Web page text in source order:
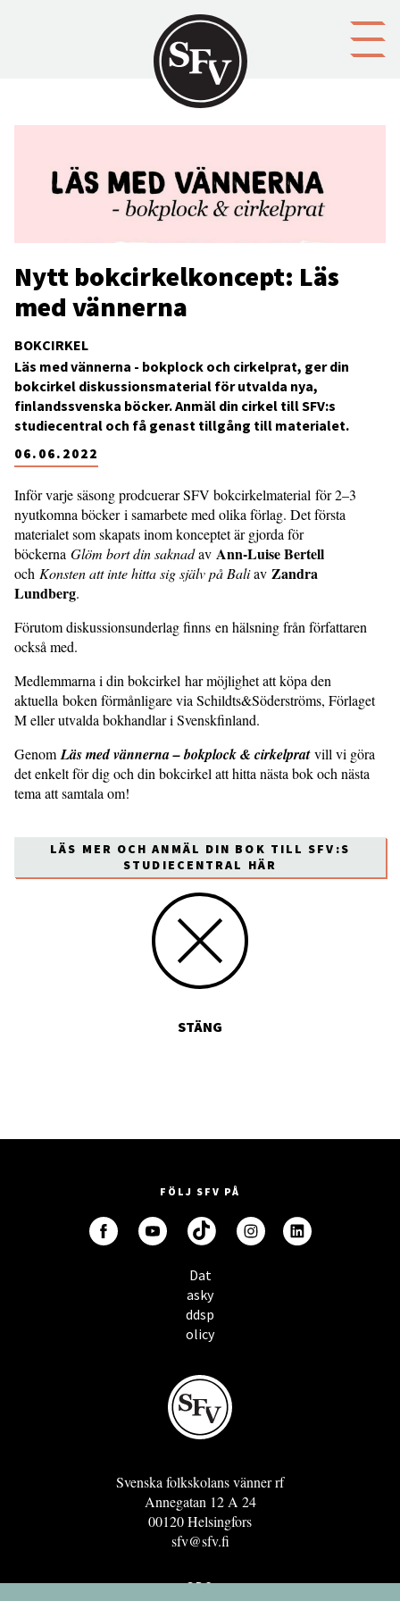
BOKCIRKEL
Nytt bokcirkelkoncept: Läs
med vännerna
06.06.2022
Läs med vännerna - bokplock och cirkelprat, ger din
bokcirkel diskussionsmaterial för utvalda nya,
finlandssvenska böcker. Anmäl din cirkel till SFV:s
studiecentral och få genast tillgång till materialet.
Inför varje säsong prodcuerar SFV bokcirkelmaterial för 2–3
nyutkomna böcker i samarbete med olika förlag. Det första
materialet som skapats inom konceptet är gjorda för
böckerna Glöm bort din saknadav Ann-Luise Bertell
och Konsten att inte hitta sig själv på Baliav Zandra
Lundberg.
Förutom diskussionsunderlag finns en hälsning från författaren
också med.
Medlemmarna i din bokcirkel har möjlighet att köpa den
aktuella boken förmånligare via Schildts&Söderströms, Förlaget
M eller utvalda bokhandlar i Svenskfinland.
Genom Läs med vännerna – bokplock & cirkelpratvill vi göra
det enkelt för dig och din bokcirkel att hitta nästa bok och nästa
tema att samtala om!
LÄS MER OCH ANMÄL DIN BOK TILL SFV:S
STUDIECENTRAL HÄR
STÄNG
FÖLJ SFV PÅ
Dat
asky
ddsp
olicy
Svenska folkskolans vänner rf
Annegatan 12 A 24
00120 Helsingfors
sfv@sfv.fi
GRO